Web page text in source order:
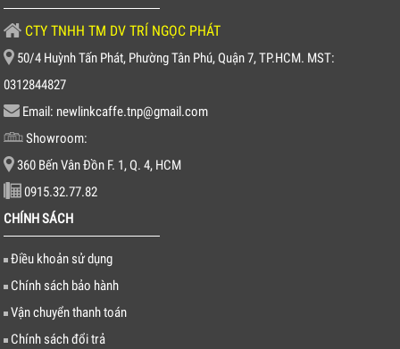
CTY TNHH TM DV TRÍ NGỌC PHÁT
50/4 Huỳnh Tấn Phát, Phường Tân Phú, Quận 7, TP.HCM. MST:
0312844827
Email: newlinkcaffe.tnp@gmail.com
Showroom:
360 Bến Vân Đồn F. 1, Q. 4, HCM
0915.32.77.82
CHÍNH SÁCH
Điều khoản sử dụng
Chính sách bảo hành
Vận chuyển thanh toán
Chính sách đổi trả